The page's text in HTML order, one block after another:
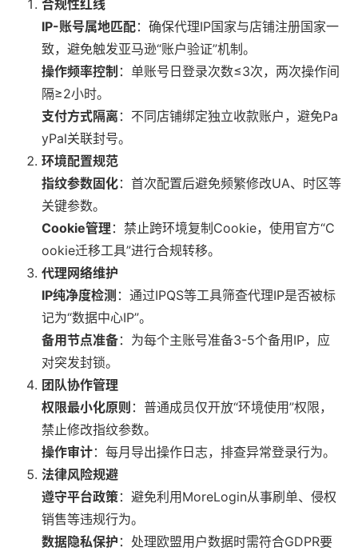
合规性红线
IP-账号属地匹配：确保代理IP国家与店铺注册国家一
致，避免触发亚马逊“账户验证”机制。
操作频率控制 ：单账号日登录次数≤3次，两次操作间
隔≥2小时。
支付方式隔离：不同店铺绑定独立收款账户，避免Pa
yPal关联封号。
环境配置规范
指纹参数固化：首次配置后避免频繁修改UA、时区等
关键参数。
Cookie管理 ：禁止跨环境复制Cookie，使用官方“C
ookie迁移工具”进行合规转移。
代理网络维护
IP纯净度检测 ：通过IPQS等工具筛查代理IP是否被标
记为“数据中心IP”。
备用节点准备：为每个主账号准备3-5个备用IP，应
对突发封锁。
团队协作管理
权限最小化原则 ：普通成员仅开放“环境使用”权限，
禁止修改指纹参数。
操作审计：每月导出操作日志，排查异常登录行为。
法律风险规避
遵守平台政策：避免利用MoreLogin从事刷单、侵权
销售等违规行为。
数据隐私保护 ：处理欧盟用户数据时需符合GDPR要